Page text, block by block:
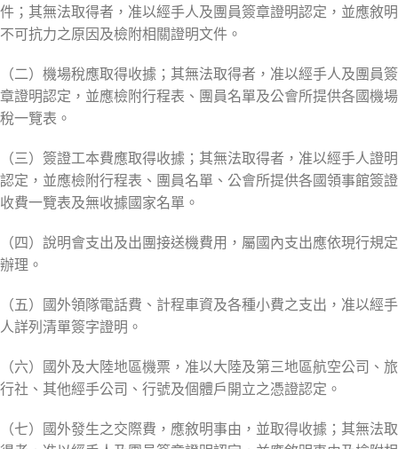
件；其無法取得者，准以經手人及團員簽章證明認定，並應敘明
不可抗力之原因及檢附相關證明文件。
（二）機場稅應取得收據；其無法取得者，准以經手人及團員簽
章證明認定，並應檢附行程表、團員名單及公會所提供各國機場
稅一覽表。
（三）簽證工本費應取得收據；其無法取得者，准以經手人證明
認定，並應檢附行程表、團員名單、公會所提供各國領事館簽證
收費一覽表及無收據國家名單。
（四）說明會支出及出團接送機費用，屬國內支出應依現行規定
辦理。
（五）國外領隊電話費、計程車資及各種小費之支出，准以經手
人詳列清單簽字證明。
（六）國外及大陸地區機票，准以大陸及第三地區航空公司、旅
行社、其他經手公司、行號及個體戶開立之憑證認定。
（七）國外發生之交際費，應敘明事由，並取得收據；其無法取